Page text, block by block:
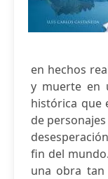
en hechos
y muerte en
histórica que
de
fin del
una obra